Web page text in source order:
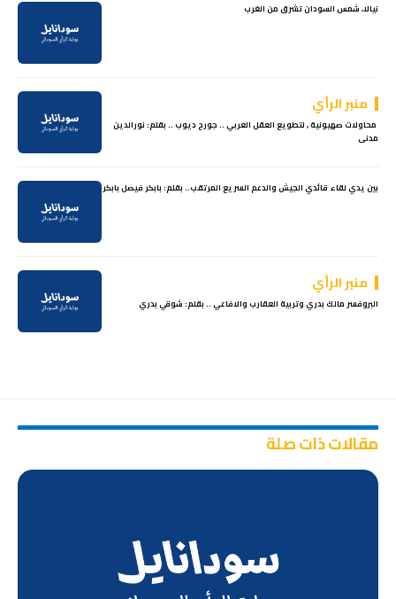
نيالا، شمس السودان تشرق من الغرب
منبر الرأي
‏ محاولات صهيونية , لتطويع العقل العربي .. جورج ديوب .. بقلم: نورالدين
مدنى
بين يدي لقاء قائدي الجيش والدعم السريع المرتقب.. بقلم: بابكر فيصل بابكر
منبر الرأي
البروفسر مالك بدري وتربية العقارب والافاعي .. بقلم: شوقي بدري
مقالات ذات صلة